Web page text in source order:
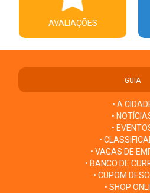
AVALIAÇÕES
GUIA
• A
•
•
•
• VAGAS DE
• BANCO DE
• CUPOM
• SHOP